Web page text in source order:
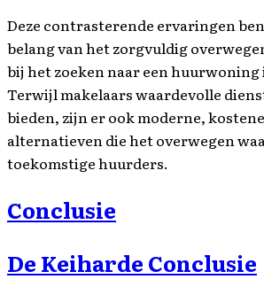
Deze contrasterende ervaringen
belang van het zorgvuldig
bij het zoeken naar een huurwoning
Terwijl makelaars waardevolle
bieden, zijn er ook moderne,
alternatieven die het overwegen
toekomstige huurders.
Conclusie
De Keiharde Conclusie